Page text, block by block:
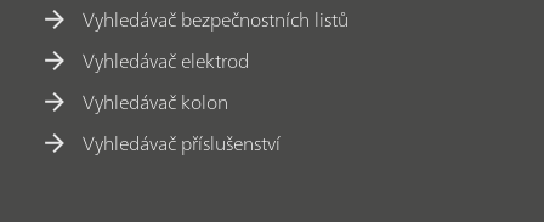
Vyhledávač bezpečnostních listů
Vyhledávač elektrod
Vyhledávač kolon
Vyhledávač příslušenství